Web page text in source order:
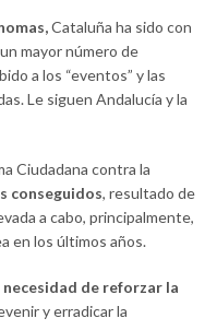
Cataluña ha sido con
mayor número de
a los “eventos” y las
Le siguen Andalucía y la
Ciudadana contra la
conseguidos, resultado de
a cabo, principalmente,
en los últimos años.
necesidad de reforzar la
y erradicar la